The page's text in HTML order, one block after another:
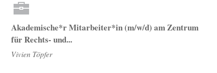
Akademische*r Mitarbeiter*in (m/w/d) am Zentrum
für Rechts- und...
Vivien Töpfer